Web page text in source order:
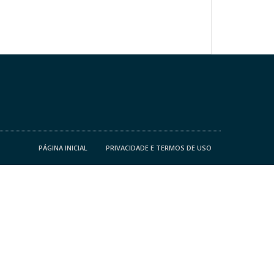
PÁGINA INICIAL PRIVACIDADE E TERMOS DE USO